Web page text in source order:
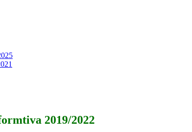
2019/2022